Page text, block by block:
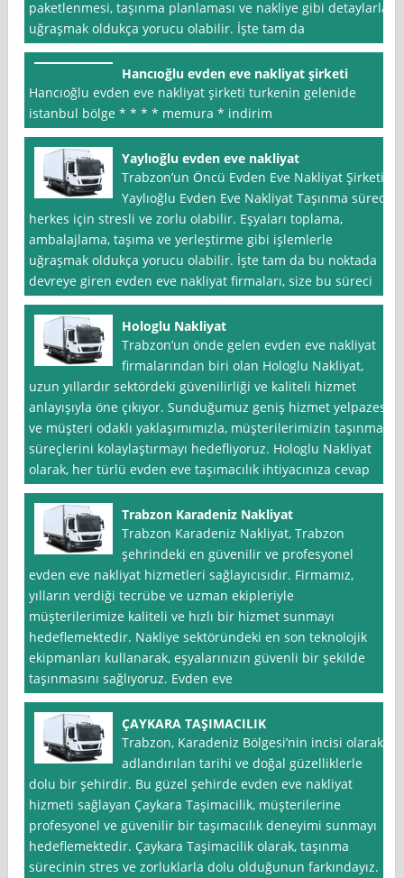
paketlenmesi, taşınma planlaması ve nakliye gibi detaylarla
uğraşmak oldukça yorucu olabilir. İşte tam da
Hancıoğlu evden eve nakliyat şirketi
Hancıoğlu evden eve nakliyat şirketi turkenin gelenide
istanbul bölge * * * * memura * indirim
Yaylıoğlu evden eve nakliyat
Trabzon’un Öncü Evden Eve Nakliyat Şirketi:
Yaylıoğlu Evden Eve Nakliyat Taşınma süreci
herkes için stresli ve zorlu olabilir. Eşyaları toplama,
ambalajlama, taşıma ve yerleştirme gibi işlemlerle
uğraşmak oldukça yorucu olabilir. İşte tam da bu noktada
devreye giren evden eve nakliyat firmaları, size bu süreci
Hologlu Nakliyat
Trabzon’un önde gelen evden eve nakliyat
firmalarından biri olan Hologlu Nakliyat,
uzun yıllardır sektördeki güvenilirliği ve kaliteli hizmet
anlayışıyla öne çıkıyor. Sunduğumuz geniş hizmet yelpazesi
ve müşteri odaklı yaklaşımımızla, müşterilerimizin taşınma
süreçlerini kolaylaştırmayı hedefliyoruz. Hologlu Nakliyat
olarak, her türlü evden eve taşımacılık ihtiyacınıza cevap
Trabzon Karadeniz Nakliyat
Trabzon Karadeniz Nakliyat, Trabzon
şehrindeki en güvenilir ve profesyonel
evden eve nakliyat hizmetleri sağlayıcısıdır. Firmamız,
yılların verdiği tecrübe ve uzman ekipleriyle
müşterilerimize kaliteli ve hızlı bir hizmet sunmayı
hedeflemektedir. Nakliye sektöründeki en son teknolojik
ekipmanları kullanarak, eşyalarınızın güvenli bir şekilde
taşınmasını sağlıyoruz. Evden eve
ÇAYKARA TAŞIMACILIK
Trabzon, Karadeniz Bölgesi’nin incisi olarak
adlandırılan tarihi ve doğal güzelliklerle
dolu bir şehirdir. Bu güzel şehirde evden eve nakliyat
hizmeti sağlayan Çaykara Taşimacilik, müşterilerine
profesyonel ve güvenilir bir taşımacılık deneyimi sunmayı
hedeflemektedir. Çaykara Taşimacilik olarak, taşınma
sürecinin stres ve zorluklarla dolu olduğunun farkındayız.